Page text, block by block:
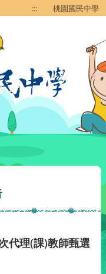
::: 桃園國民中學
代理(課)教師甄選